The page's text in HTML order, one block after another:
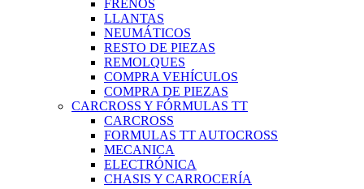
FRENOS
LLANTAS
NEUMÁTICOS
RESTO DE PIEZAS
REMOLQUES
COMPRA VEHÍCULOS
COMPRA DE PIEZAS
CARCROSS Y FÓRMULAS TT
CARCROSS
FORMULAS TT AUTOCROSS
MECANICA
ELECTRÓNICA
CHASIS Y CARROCERÍA